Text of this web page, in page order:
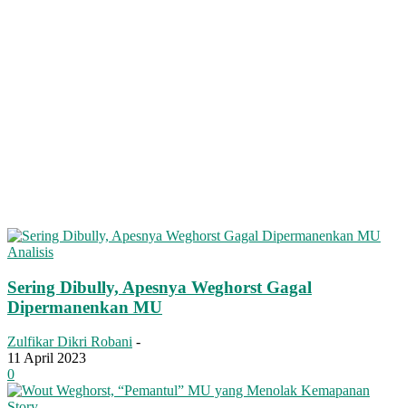
Analisis
Sering Dibully, Apesnya Weghorst Gagal
Dipermanenkan MU
Zulfikar Dikri Robani -
11 April 2023
0